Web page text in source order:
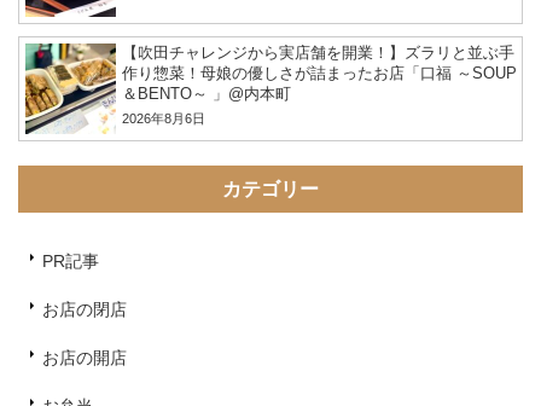
【吹田チャレンジから実店舗を開業！】ズラリと並ぶ手
作り惣菜！母娘の優しさが詰まったお店「口福 ～SOUP
＆BENTO～ 」@内本町
2026年8月6日
カテゴリー
PR記事
お店の閉店
お店の開店